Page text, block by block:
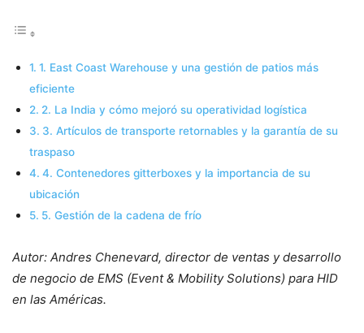
1. East Coast Warehouse y una gestión de patios más
eficiente
2. La India y cómo mejoró su operatividad logística
3. Artículos de transporte retornables y la garantía de su
traspaso
4. Contenedores gitterboxes y la importancia de su
ubicación
5. Gestión de la cadena de frío
Autor: Andres Chenevard, director de ventas y desarrollo
de negocio de EMS (Event & Mobility Solutions) para HID
en las Américas.